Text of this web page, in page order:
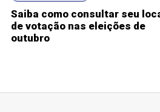
Saiba como consultar seu
de votação nas eleições de
outubro